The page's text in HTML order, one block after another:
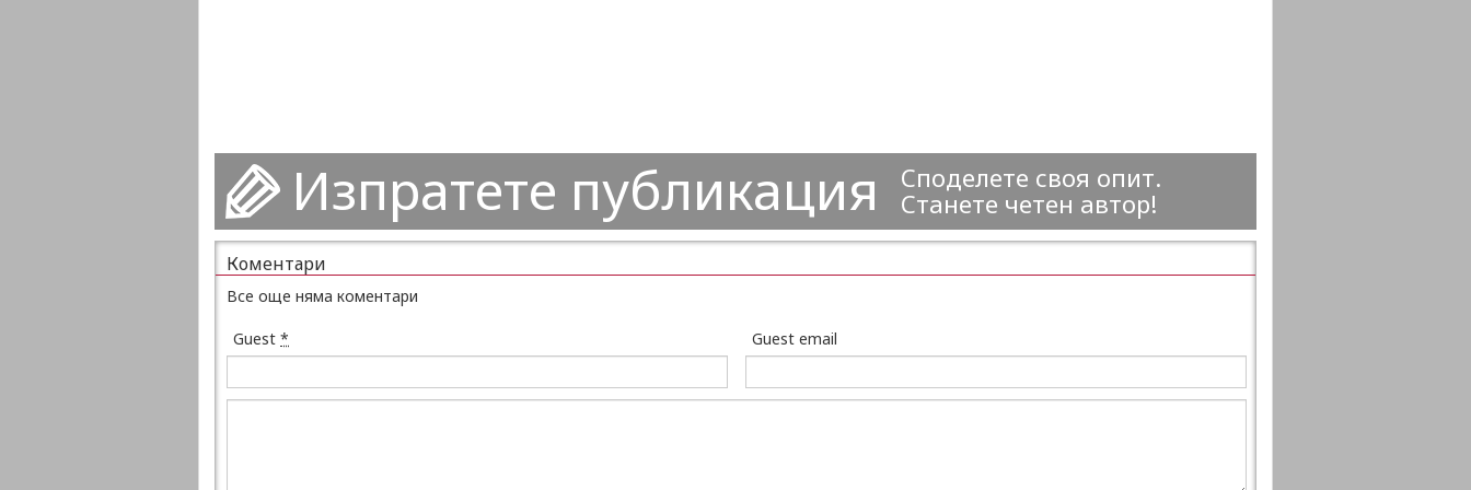
Изпратете публикация
Споделете своя опит.
Станете четен автор!
Коментари
Все още няма коментари
Guest * Guest email